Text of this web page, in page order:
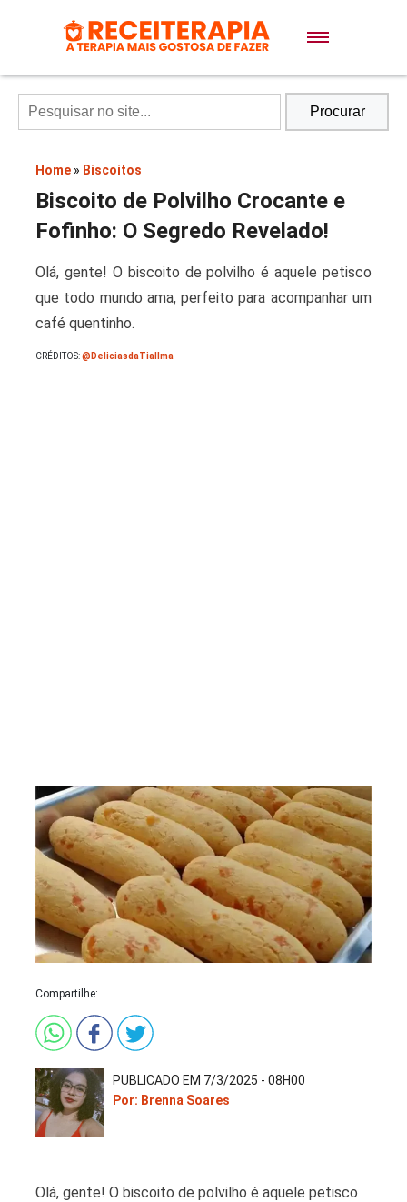
Doces e Sobremesas
Air Fryer
Lanches
Bolos
Pães
Procurar
Home » Biscoitos
Biscoito de Polvilho Crocante e
Fofinho: O Segredo Revelado!
Olá, gente! O biscoito de polvilho é aquele petisco
que todo mundo ama, perfeito para acompanhar um
café quentinho.
CRÉDITOS:@DeliciasdaTiaIlma
Compartilhe:
PUBLICADO EM 7/3/2025 - 08H00
Por: Brenna Soares
Olá, gente! O biscoito de polvilho é aquele petisco